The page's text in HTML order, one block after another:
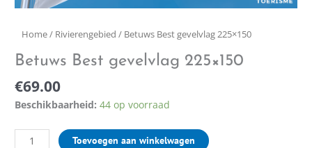
Home/ Rivierengebied / Betuws Best gevelvlag 225×150
Betuws Best gevelvlag 225×150
€69.00
Beschikbaarheid: 44 op voorraad
Toevoegen aan winkelwagen